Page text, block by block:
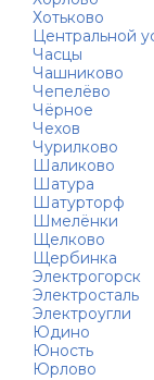
Хотьково
Центральной
Часцы
Чашниково
Чепелёво
Чёрное
Чехов
Чурилково
Шаликово
Шатура
Шатурторф
Шмелёнки
Щелково
Щербинка
Электрогорск
Электросталь
Электроугли
Юдино
Юность
Юрлово